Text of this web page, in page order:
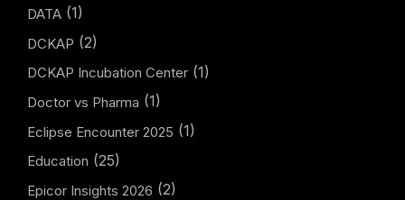
DATA (1)
DCKAP (2)
DCKAP Incubation Center (1)
Doctor vs Pharma (1)
Eclipse Encounter 2025 (1)
Education (25)
Epicor Insights 2026 (2)